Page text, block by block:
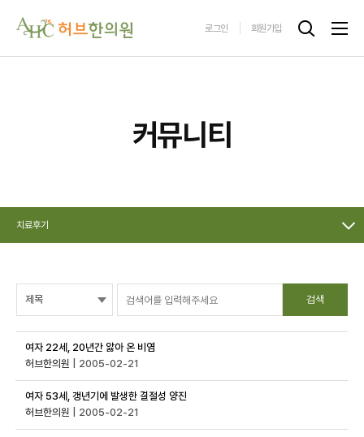
로그인 회원가입
커뮤니티
치료후기
검색
여자 22세, 20년간 앓아 온 비염
허브한의원 | 2005-02-21
여자 53세, 갱년기에 발생한 결절성 양진
허브한의원 | 2005-02-21